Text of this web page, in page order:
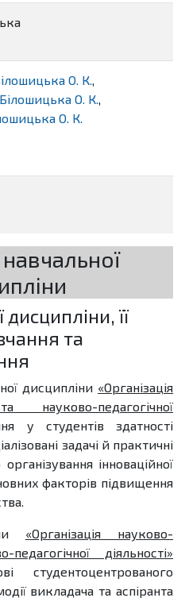
О. К.,
Білошицька О. К.,
О. К.
її
та
дисципліни «Організація
науково-педагогічної
у студентів здатності
задачі й практичні
інноваційної
факторів підвищення
«Організація науково-
діяльності»
студентоцентрованого
викладача та аспіранта